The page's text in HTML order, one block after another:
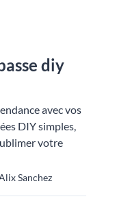
diy
avec vos
DIY simples,
votre
Sanchez